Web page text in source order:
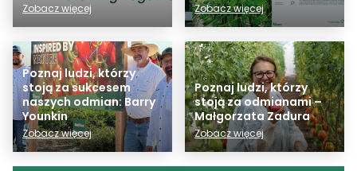
Zobacz więcej
Poznaj ludzi, którzy
stoją za sukcesem
naszych odmian: Barry
Younkin
Zobacz więcej
Zobacz więcej
Poznaj ludzi, którzy
stoją za odmianami –
Małgorzata Zadura
Zobacz więcej